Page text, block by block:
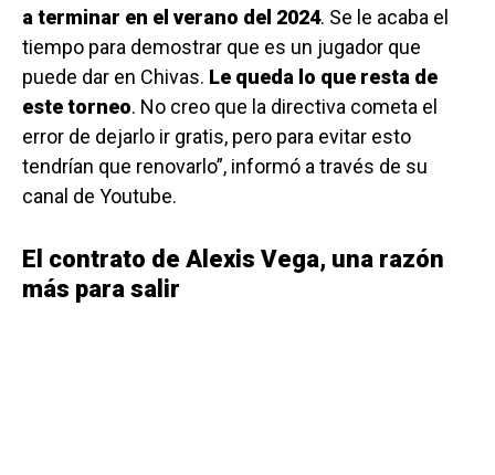
a terminar en el verano del 2024. Se le acaba el
tiempo para demostrar que es un jugador que
puede dar en Chivas. Le queda lo que resta de
este torneo. No creo que la directiva cometa el
error de dejarlo ir gratis, pero para evitar esto
tendrían que renovarlo”, informó a través de su
canal de Youtube.
El contrato de Alexis Vega, una razón
más para salir